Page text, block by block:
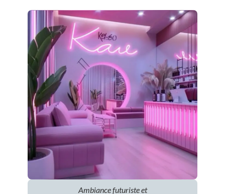
Ambiance futuriste et